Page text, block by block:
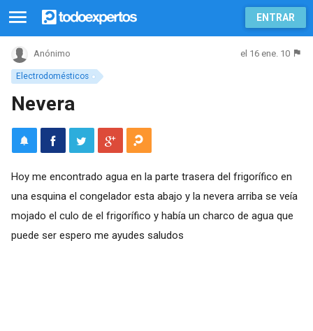
ENTRAR
Electrodomésticos
Anónimo el 16 ene. 10
Nevera
Hoy me encontrado agua en la parte trasera del frigorífico en
una esquina el congelador esta abajo y la nevera arriba se veía
mojado el culo de el frigorífico y había un charco de agua que
puede ser espero me ayudes saludos